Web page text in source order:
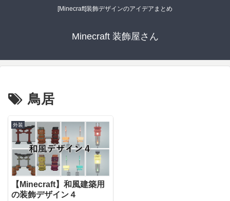
[Minecraft]装飾デザインのアイデアまとめ
Minecraft 装飾屋さん
鳥居
外装
【Minecraft】和風建築用
の装飾デザイン４